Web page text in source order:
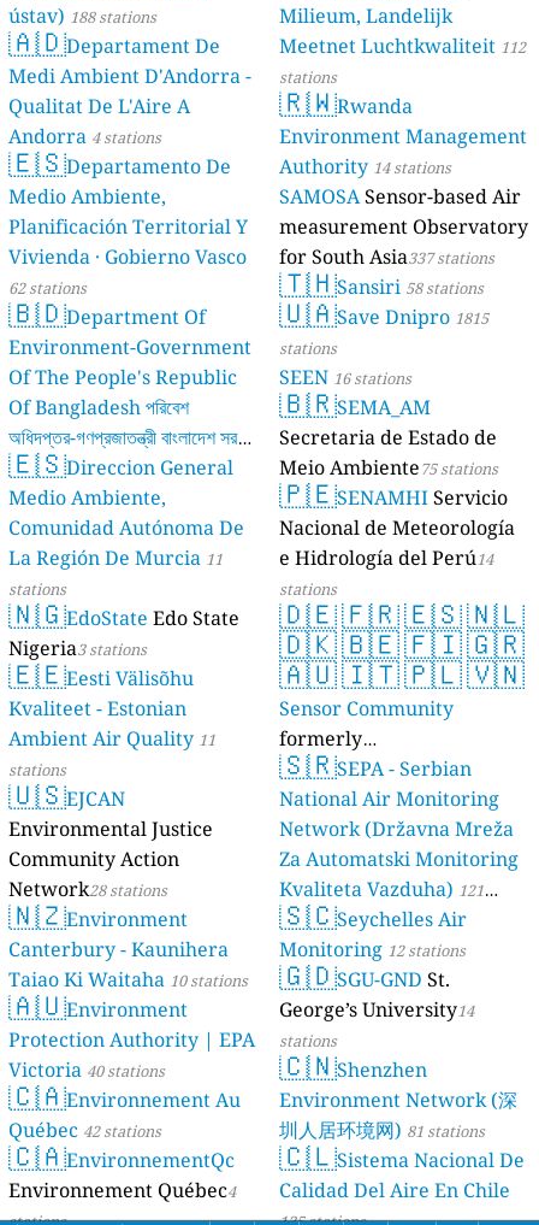
ústav) 188 stations
🇦🇩Departament De
Medi Ambient D'Andorra -
Qualitat De L'Aire A
Andorra 4 stations
🇪🇸Departamento De
Medio Ambiente,
Planificación Territorial Y
Vivienda · Gobierno Vasco
62 stations
🇧🇩Department Of
Environment-Government
Of The People's Republic
Of Bangladesh পরিবেশ
অধিদপ্তর-গণপ্রজাতন্ত্রী বাংলাদেশ সরকার
17 stations
🇪🇸Direccion General
Medio Ambiente,
Comunidad Autónoma De
La Región De Murcia 11
stations
🇳🇬EdoState Edo State
Nigeria3 stations
🇪🇪Eesti Välisõhu
Kvaliteet - Estonian
Ambient Air Quality 11
stations
🇺🇸EJCAN
Environmental Justice
Community Action
Network28 stations
🇳🇿Environment
Canterbury - Kaunihera
Taiao Ki Waitaha 10 stations
🇦🇺Environment
Protection Authority | EPA
Victoria 40 stations
🇨🇦Environnement Au
Québec 42 stations
🇨🇦EnvironnementQc
Environnement Québec4
Milieum, Landelijk
Meetnet Luchtkwaliteit 112
stations
🇷🇼Rwanda
Environment Management
Authority 14 stations
SAMOSASensor-based Air
measurement Observatory
for South Asia337 stations
🇹🇭Sansiri 58 stations
🇺🇦Save Dnipro 1815
stations
SEEN 16 stations
🇧🇷SEMA_AM
Secretaria de Estado de
Meio Ambiente75 stations
🇵🇪SENAMHIServicio
Nacional de Meteorología
e Hidrología del Perú14
stations
🇩🇪🇫🇷🇪🇸🇳🇱
🇩🇰🇧🇪🇫🇮🇬🇷
🇦🇺🇮🇹🇵🇱🇻🇳
Sensor Community
formerly
luftdaten.info35814 stations
🇸🇷SEPA - Serbian
National Air Monitoring
Network (Državna Mreža
Za Automatski Monitoring
Kvaliteta Vazduha) 121
stations
🇸🇨Seychelles Air
Monitoring 12 stations
🇬🇩SGU-GND St.
George’s University14
stations
🇨🇳Shenzhen
Environment Network (深
圳人居环境网) 81 stations
🇨🇱Sistema Nacional De
Calidad Del Aire En Chile